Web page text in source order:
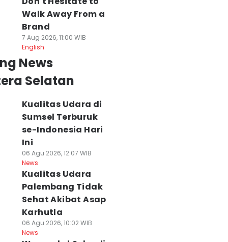
Walk Away From a
Brand
7 Aug 2026, 11:00 WIB
English
News
Selatan
Kualitas Udara di
Sumsel Terburuk
se-Indonesia Hari
Ini
06 Agu 2026, 12:07 WIB
News
Kualitas Udara
Palembang Tidak
Sehat Akibat Asap
Karhutla
06 Agu 2026, 10:02 WIB
News